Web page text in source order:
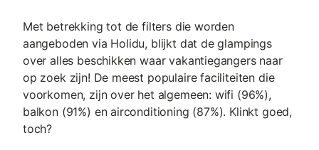
Met betrekking tot de filters die worden
aangeboden via Holidu, blijkt dat de glampings
over alles beschikken waar vakantiegangers naar
op zoek zijn! De meest populaire faciliteiten die
voorkomen, zijn over het algemeen: wifi (96%),
balkon (91%) en airconditioning (87%). Klinkt goed,
toch?